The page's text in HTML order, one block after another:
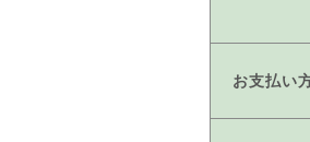
お支払い